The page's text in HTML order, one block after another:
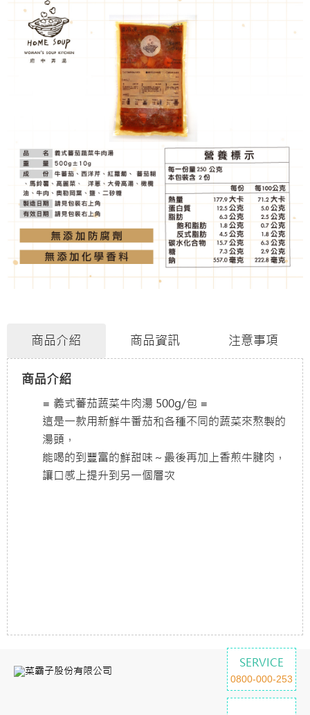
商品介紹 商品資訊 注意事項
商品介紹
≡ 義式蕃茄蔬菜牛肉湯 500g/包 ≡
這是一款用新鮮牛番茄和各種不同的蔬菜來熬製的
湯頭，
能喝的到豐富的鮮甜味～最後再加上香煎牛腱肉，
讓口感上提升到另一個層次
SERVICE
0800-000-253